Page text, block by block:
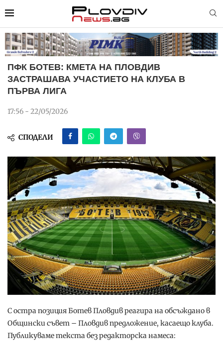
ПФК БОТЕВ: КМЕТА НА ПЛОВДИВ
ЗАСТРАШАВА УЧАСТИЕТО НА КЛУБА В
ПЪРВА ЛИГА
17:56 - 22/05/2026
СПОДЕЛИ
С остра позиция Ботев Пловдив реагира на обсъждано в
Общински съвет – Пловдив предложение, касаещо клуба.
Публикуваме текста без редакторска намеса: